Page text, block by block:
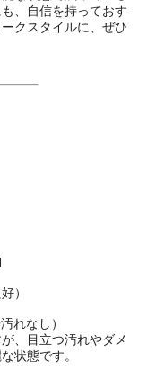
、自信を持っておす
クスタイルに、ぜひ
）
れなし）
、目立つ汚れやダメ
状態です。